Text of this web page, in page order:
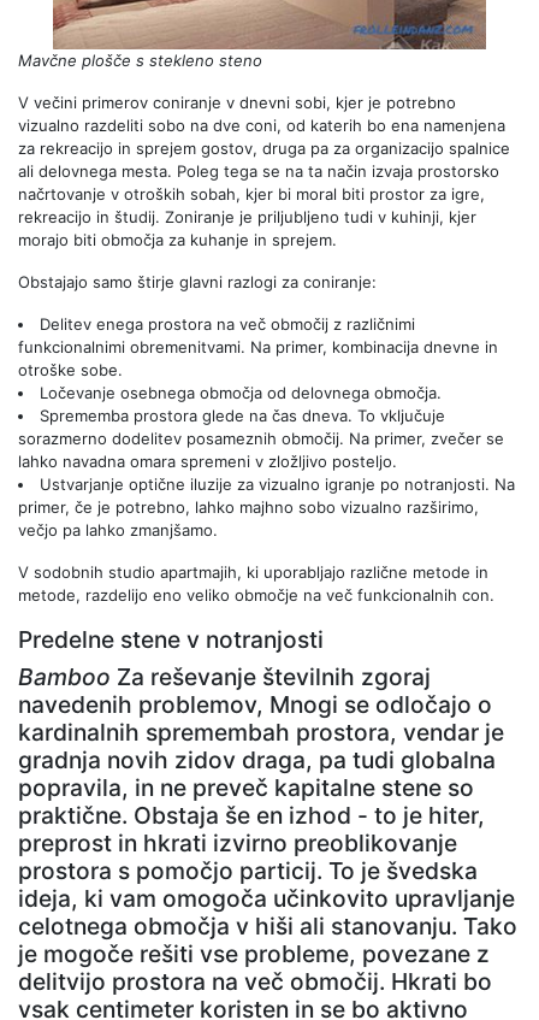
Mavčne plošče s stekleno steno
V večini primerov coniranje v dnevni sobi, kjer je potrebno
vizualno razdeliti sobo na dve coni, od katerih bo ena namenjena
za rekreacijo in sprejem gostov, druga pa za organizacijo spalnice
ali delovnega mesta. Poleg tega se na ta način izvaja prostorsko
načrtovanje v otroških sobah, kjer bi moral biti prostor za igre,
rekreacijo in študij. Zoniranje je priljubljeno tudi v kuhinji, kjer
morajo biti območja za kuhanje in sprejem.
Obstajajo samo štirje glavni razlogi za coniranje:
Delitev enega prostora na več območij z različnimi
funkcionalnimi obremenitvami. Na primer, kombinacija dnevne in
otroške sobe.
Ločevanje osebnega območja od delovnega območja.
Sprememba prostora glede na čas dneva. To vključuje
sorazmerno dodelitev posameznih območij. Na primer, zvečer se
lahko navadna omara spremeni v zložljivo posteljo.
Ustvarjanje optične iluzije za vizualno igranje po notranjosti. Na
primer, če je potrebno, lahko majhno sobo vizualno razširimo,
večjo pa lahko zmanjšamo.
V sodobnih studio apartmajih, ki uporabljajo različne metode in
metode, razdelijo eno veliko območje na več funkcionalnih con.
Predelne stene v notranjosti
Bamboo Za reševanje številnih zgoraj
navedenih problemov, Mnogi se odločajo o
kardinalnih spremembah prostora, vendar je
gradnja novih zidov draga, pa tudi globalna
popravila, in ne preveč kapitalne stene so
praktične. Obstaja še en izhod - to je hiter,
preprost in hkrati izvirno preoblikovanje
prostora s pomočjo particij. To je švedska
ideja, ki vam omogoča učinkovito upravljanje
celotnega območja v hiši ali stanovanju. Tako
je mogoče rešiti vse probleme, povezane z
delitvijo prostora na več območij. Hkrati bo
vsak centimeter koristen in se bo aktivno